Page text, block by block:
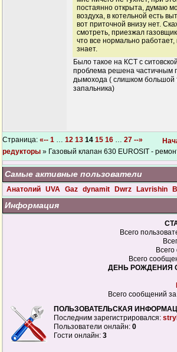
постаянно открыта, думаю
воздуха, в котельной есть
вот приточной внизу нет.
смотреть, приезжал
что все нормально работает,
знает.
Было такое на КСТ с
проблема решена частичным
дымохода ( слишком большой
запальника)
Страница: «-- 1 … 12 13 14 15 16 … 27 --»
редукторы » Газовый клапан 630 EUROSIT -
Самые активные пользователи
Анатолий UVA Gaz dynamit Dwrz Lavrishin
Информация
Всего
Всего
ДЕНЬ РОЖДЕНИЯ
Всего сообщений
ПОЛЬЗОВАТЕЛЬСКАЯ
Последним зарегистрировался:
Пользователи онлайн: 0
Гости онлайн: 3